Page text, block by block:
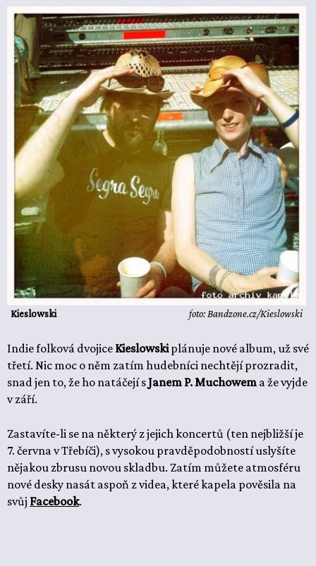
Kieslowski foto: Bandzone.cz/Kieslowski
Indie folková dvojice Kieslowskiplánuje nové album, už své
třetí. Nic moc o něm zatím hudebníci nechtějí prozradit,
snad jen to, že ho natáčejí sJanem P. Muchowem a že vyjde
v září.
Zastavíte-li se na některý z jejich koncertů (ten nejbližší je
7. června v Třebíči), s vysokou pravděpodobností uslyšíte
nějakou zbrusu novou skladbu. Zatím můžete atmosféru
nové desky nasát aspoň z videa, které kapela pověsila na
svůj Facebook.